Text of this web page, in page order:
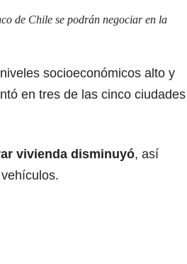
de Chile se podrán negociar en la
socioeconómicos alto y
en tres de las cinco ciudades
vivienda disminuyó, así